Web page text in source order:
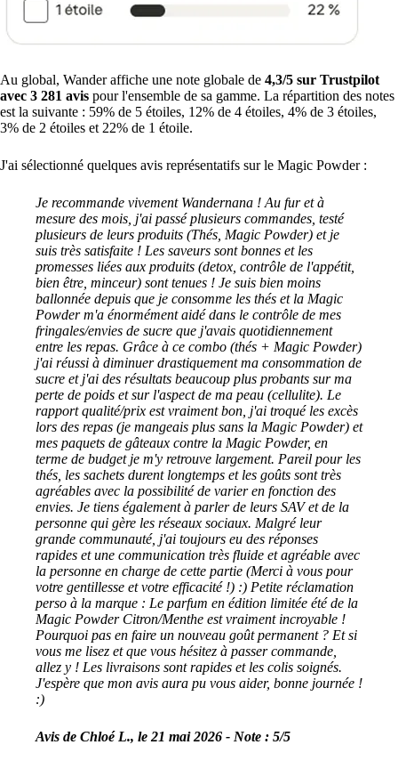
Au global, Wander affiche une note globale de 4,3/5 sur Trustpilot
avec 3 281 avis pour l'ensemble de sa gamme. La répartition des notes
est la suivante : 59% de 5 étoiles, 12% de 4 étoiles, 4% de 3 étoiles,
3% de 2 étoiles et 22% de 1 étoile.
J'ai sélectionné quelques avis représentatifs sur le Magic Powder :
Je recommande vivement Wandernana ! Au fur et à
mesure des mois, j'ai passé plusieurs commandes, testé
plusieurs de leurs produits (Thés, Magic Powder) et je
suis très satisfaite ! Les saveurs sont bonnes et les
promesses liées aux produits (detox, contrôle de l'appétit,
bien être, minceur) sont tenues ! Je suis bien moins
ballonnée depuis que je consomme les thés et la Magic
Powder m'a énormément aidé dans le contrôle de mes
fringales/envies de sucre que j'avais quotidiennement
entre les repas. Grâce à ce combo (thés + Magic Powder)
j'ai réussi à diminuer drastiquement ma consommation de
sucre et j'ai des résultats beaucoup plus probants sur ma
perte de poids et sur l'aspect de ma peau (cellulite). Le
rapport qualité/prix est vraiment bon, j'ai troqué les excès
lors des repas (je mangeais plus sans la Magic Powder) et
mes paquets de gâteaux contre la Magic Powder, en
terme de budget je m'y retrouve largement. Pareil pour les
thés, les sachets durent longtemps et les goûts sont très
agréables avec la possibilité de varier en fonction des
envies. Je tiens également à parler de leurs SAV et de la
personne qui gère les réseaux sociaux. Malgré leur
grande communauté, j'ai toujours eu des réponses
rapides et une communication très fluide et agréable avec
la personne en charge de cette partie (Merci à vous pour
votre gentillesse et votre efficacité !) :) Petite réclamation
perso à la marque : Le parfum en édition limitée été de la
Magic Powder Citron/Menthe est vraiment incroyable !
Pourquoi pas en faire un nouveau goût permanent ? Et si
vous me lisez et que vous hésitez à passer commande,
allez y ! Les livraisons sont rapides et les colis soignés.
J'espère que mon avis aura pu vous aider, bonne journée !
:)
Avis de Chloé L., le 21 mai 2026 - Note : 5/5